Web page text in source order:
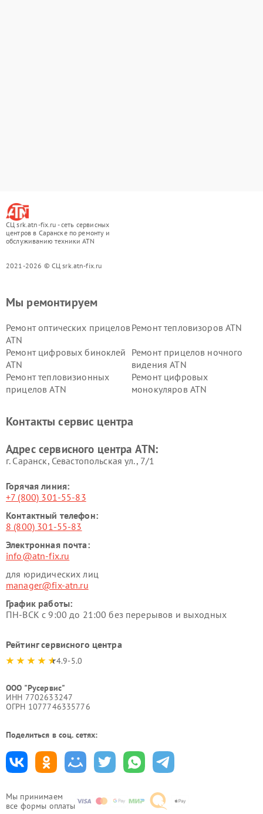
СЦ srk.atn-fix.ru - сеть сервисных
центров в Саранске по ремонту и
обслуживанию техники ATN
2021-2026 © СЦ srk.atn-fix.ru
Мы принимаем
все формы оплаты
Мы ремонтируем
Ремонт оптических прицелов
ATN
Ремонт тепловизоров ATN
Ремонт цифровых биноклей
ATN
Ремонт прицелов ночного
видения ATN
Ремонт тепловизионных
прицелов ATN
Ремонт цифровых
монокуляров ATN
Контакты сервис центра
Адрес сервисного центра ATN:
г. Саранск, Севастопольская ул., 7/1
Горячая линия:
+7 (800) 301-55-83
Контактный телефон:
8 (800) 301-55-83
Электронная почта:
info@atn-fix.ru
для юридических лиц
manager@fix-atn.ru
График работы:
ПН-ВСК с 9:00 до 21:00 без перерывов и выходных
Рейтинг сервисного центра
4.9-5.0
ООО "Русервис"
ИНН 7702633247
ОГРН 1077746335776
Поделиться в соц. сетях: